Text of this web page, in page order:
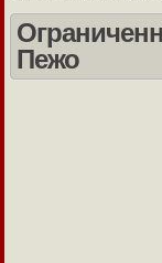
Пежо